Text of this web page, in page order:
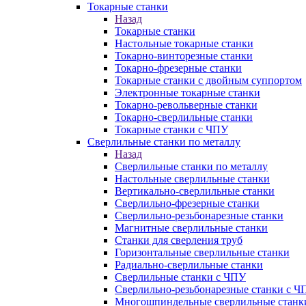
Токарные станки
Назад
Токарные станки
Настольные токарные станки
Токарно-винторезные станки
Токарно-фрезерные станки
Токарные станки с двойным суппортом
Электронные токарные станки
Токарно-револьверные станки
Токарно-сверлильные станки
Токарные станки с ЧПУ
Сверлильные станки по металлу
Назад
Сверлильные станки по металлу
Настольные сверлильные станки
Вертикально-сверлильные станки
Сверлильно-фрезерные станки
Сверлильно-резьбонарезные станки
Магнитные сверлильные станки
Станки для сверления труб
Горизонтальные сверлильные станки
Радиально-сверлильные станки
Сверлильные станки с ЧПУ
Сверлильно-резьбонарезные станки с
Многошпиндельные сверлильные